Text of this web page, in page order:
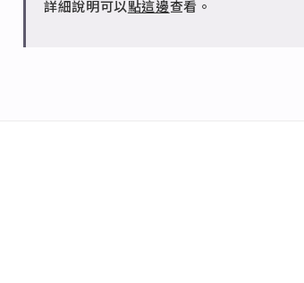
詳細說明可以點這邊查看。